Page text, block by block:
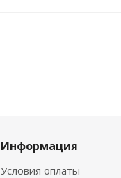
Информация
Условия оплаты